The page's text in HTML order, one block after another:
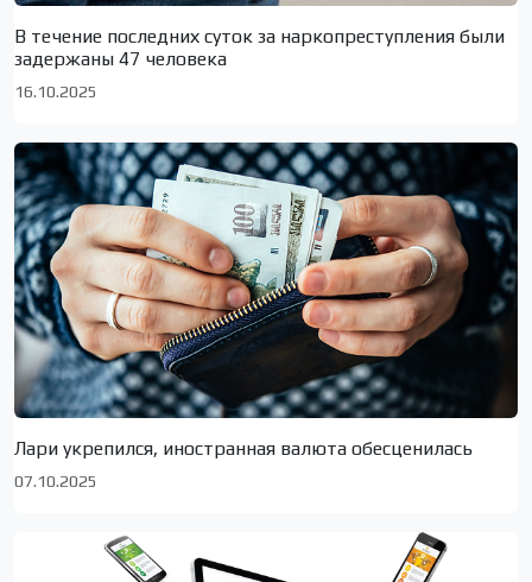
В течение последних суток за наркопреступления были
задержаны 47 человека
16.10.2025
Лари укрепился, иностранная валюта обесценилась
07.10.2025